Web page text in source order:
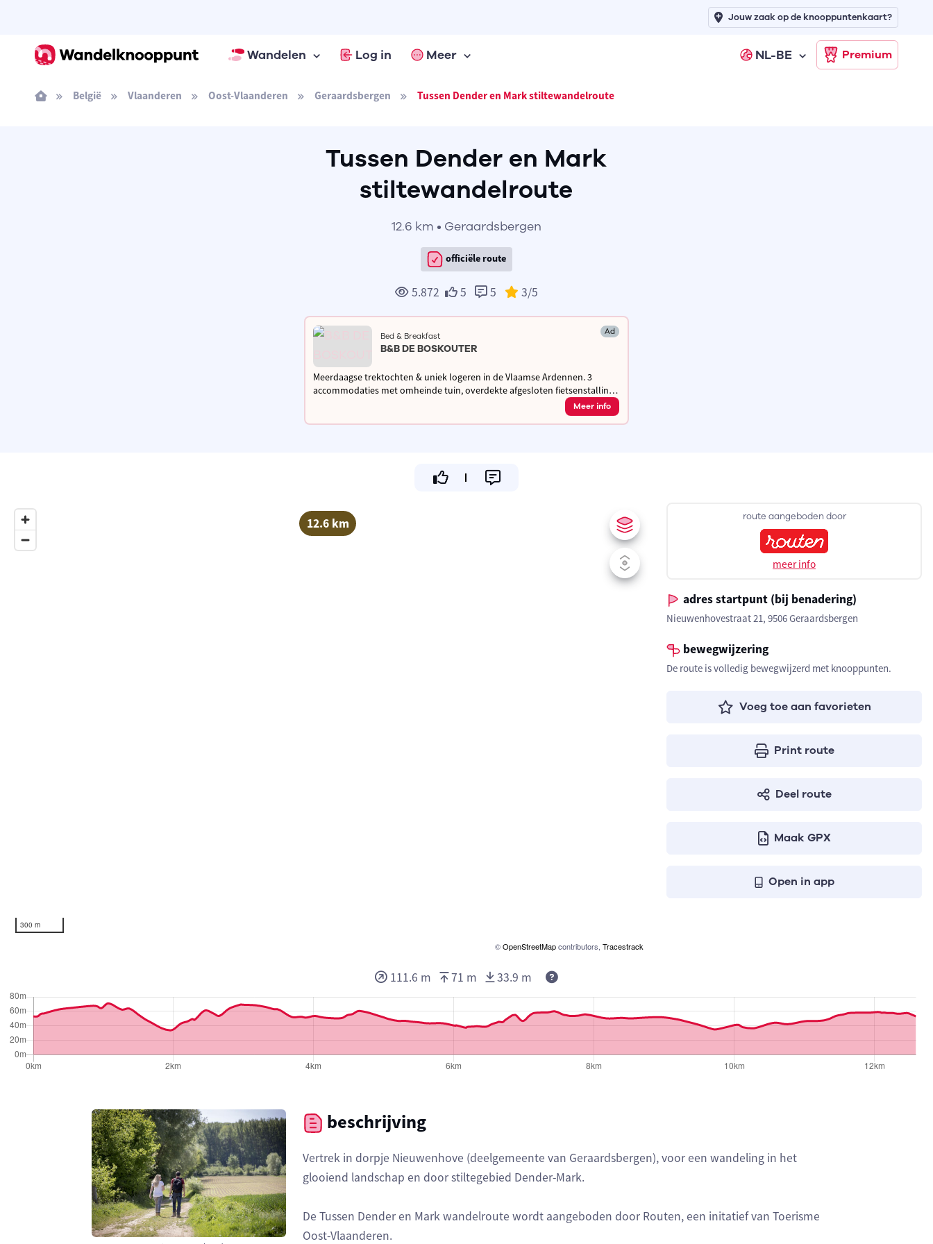
Wandelen Log in Meer NL-BE Premium
Jouw zaak op de knooppuntenkaart?
België Vlaanderen Oost-Vlaanderen Geraardsbergen Tussen Dender en Mark stiltewandelroute
Tussen Dender en Mark
stiltewandelroute
12.6 km • Geraardsbergen
officiële route
5.872 5 5 3/5
Bed & Breakfast Ad
B&B DE BOSKOUTER
Meerdaagse trektochten & uniek logeren in de Vlaamse Ardennen. 3
accommodaties met omheinde tuin, overdekte afgesloten fietsenstalling.
Hottub, sauna en zwembad, snuffelweide, hondenzwembad en dogwash
Meer info
12.6 km
300 m
©OpenStreetMapcontributors, Tracestrack
route aangeboden door
meer info
adres startpunt (bij benadering)
Nieuwenhovestraat 21, 9506 Geraardsbergen
bewegwijzering
De route is volledig bewegwijzerd met knooppunten.
Voeg toe aan favorieten
Print route
Deel route
Maak GPX
Open in app
111.6 m 71 m 33.9 m
beschrijving
Vertrek in dorpje Nieuwenhove (deelgemeente van Geraardsbergen), voor een wandeling in het
glooiend landschap en door stiltegebied Dender-Mark.
De Tussen Dender en Mark wandelroute wordt aangeboden door Routen, een initatief van Toerisme
Oost-Vlaanderen.